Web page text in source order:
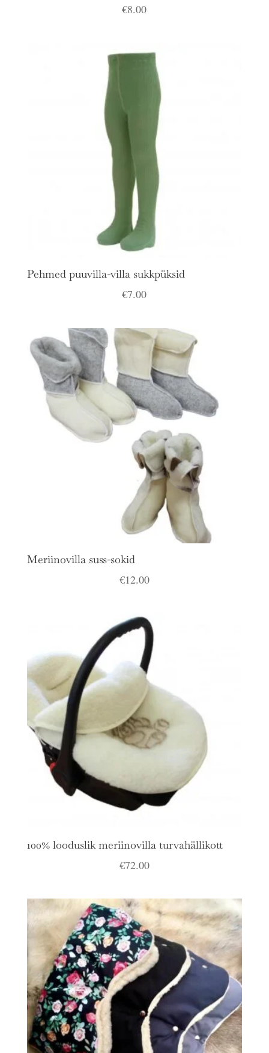
€8.00
Pehmed puuvilla-villa sukkpüksid
€7.00
Meriinovilla suss-sokid
€12.00
100% looduslik meriinovilla turvahällikott
€72.00